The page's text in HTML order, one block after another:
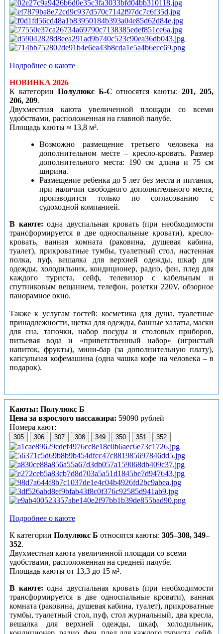
Подробнее о каюте
НОВИНКА 2026
К категории Полулюкс Б-С относятся каюты:201, 205,
206, 209.
Двухместная каюта увеличенной площади со всеми
удобствами, расположенная на главной палубе.
Площадь каюты ≈ 13,8 м².
Возможно размещение третьего человека на
дополнительном месте – кресло-кровать. Размер
дополнительного места: 190 см длина и 75 см
ширина.
Размещение ребенка до 5 лет без места и питания,
при наличии свободного дополнительного места,
производится только по согласованию с
судоходной компанией.
В каюте: одна двуспальная кровать (при необходимости
трансформируется в две односпальные кровати), кресло-
кровать, ванная комната (раковина, душевая кабина,
туалет), прикроватные тумбы, туалетный стол, настенная
полка, пуф, вешалка для верхней одежды, шкаф для
одежды, холодильник, кондиционер, радио, фен, плед для
каждого туриста, сейф, телевизор с кабельным и
спутниковым вещанием, телефон, розетки 220V, обзорное
панорамное окно.
Также к услугам гостей: косметика для душа, туалетные
принадлежности, щетка для одежды, банные халаты, маски
для сна, тапочки, набор посуды и столовых приборов,
питьевая вода и «приветственный набор» (игристый
напиток, фрукты), мини-бар (за дополнительную плату),
капсульная кофемашина (одна чашка кофе на человека – в
подарок).
Каюты: Полулюкс Б
Цена за взрослого пассажира: 59090 рублей
Номера кают:
305 306 307 308 349 350 351 352
Подробнее о каюте
К категории Полулюкс Б относятся каюты: 305–308, 349–
352.
Двухместная каюта увеличенной площади со всеми
удобствами, расположенная на средней палубе.
Площадь каюты от 13,3 до 15 м².
В каюте: одна двуспальная кровать (при необходимости
трансформируется в две односпальные кровати), ванная
комната (раковина, душевая кабина, туалет), прикроватные
тумбы, туалетный стол, пуф, стол журнальный, два кресла,
вешалка для верхней одежды, шкаф, холодильник,